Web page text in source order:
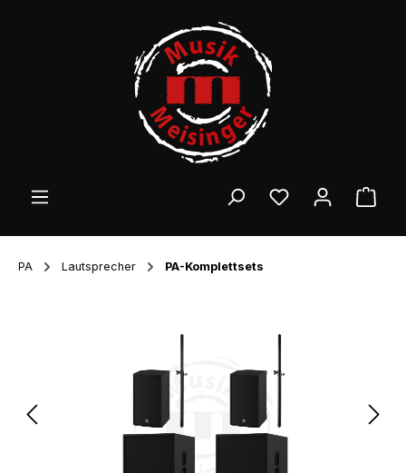
PA Lautsprecher PA-Komplettsets